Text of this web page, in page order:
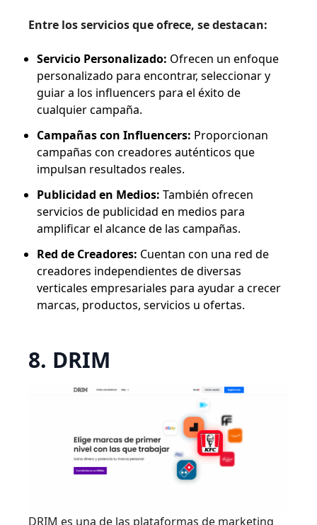
Entre los servicios que ofrece, se destacan:
Servicio Personalizado: Ofrecen un enfoque
personalizado para encontrar, seleccionar y
guiar a los influencers para el éxito de
cualquier campaña.
Campañas con Influencers: Proporcionan
campañas con creadores auténticos que
impulsan resultados reales.
Publicidad en Medios: También ofrecen
servicios de publicidad en medios para
amplificar el alcance de las campañas.
Red de Creadores: Cuentan con una red de
creadores independientes de diversas
verticales empresariales para ayudar a crecer
marcas, productos, servicios u ofertas.
8. DRIM
DRIM es una de las plataformas de marketing